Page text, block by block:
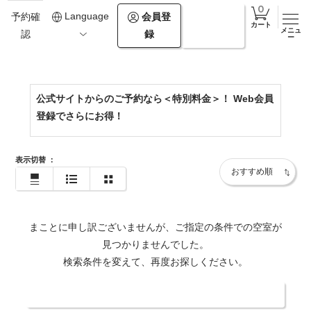
予約確
認
Language
会員登
録
カート
メニュ
ー
0154-67-2500
https://www.theforestakan.com/
公式サイトからのご予約なら＜特別料金＞！ Web会員
登録でさらにお得！
表示切替 ：
まことに申し訳ございませんが、ご指定の条件での空室が
見つかりませんでした。
検索条件を変えて、再度お探しください。